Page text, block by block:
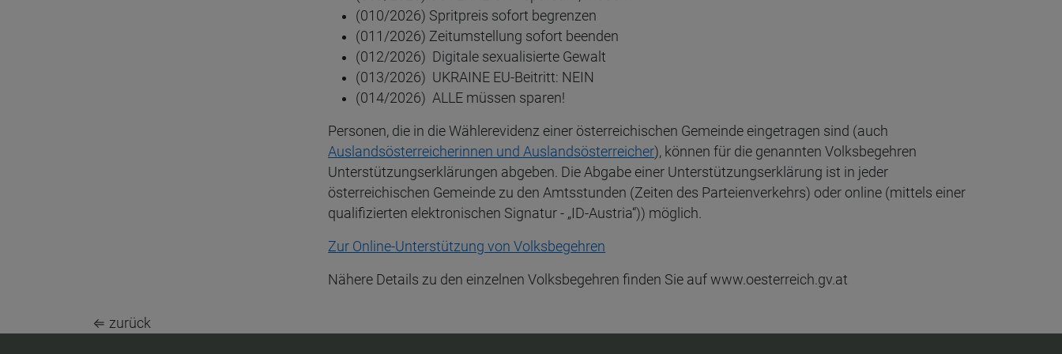
(010/2026) Spritpreis sofort begrenzen
(011/2026) Zeitumstellung sofort beenden
(012/2026) Digitale sexualisierte Gewalt
(013/2026) UKRAINE EU-Beitritt: NEIN
(014/2026) ALLE müssen sparen!
Personen, die in die Wählerevidenz einer österreichischen Gemeinde eingetragen sind (auch
Auslandsösterreicherinnen und Auslandsösterreicher), können für die genannten Volksbegehren
Unterstützungserklärungen abgeben. Die Abgabe einer Unterstützungserklärung ist in jeder
österreichischen Gemeinde zu den Amtsstunden (Zeiten des Parteienverkehrs) oder online (mittels einer
qualifizierten elektronischen Signatur - „ID-Austria“)) möglich.
Zur Online-Unterstützung von Volksbegehren
Nähere Details zu den einzelnen Volksbegehren finden Sie aufwww.oesterreich.gv.at
⇐ zurück